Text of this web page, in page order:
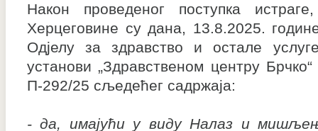
Након проведеног поступка
Херцеговине су дана, 13.8.2025.
Одјелу за здравство и остале
установи „Здравственом центру
П-292/25 сљедећег садржаја:
- да, имајући у виду Налаз и